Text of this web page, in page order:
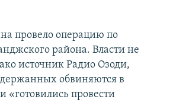
провело операцию по
района. Власти не
источник Радио Озоди,
обвиняются в
«готовились провести